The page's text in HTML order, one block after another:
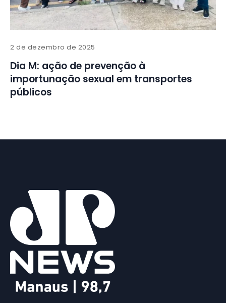
2 de dezembro de 2025
Dia M: ação de prevenção à
importunação sexual em transportes
públicos